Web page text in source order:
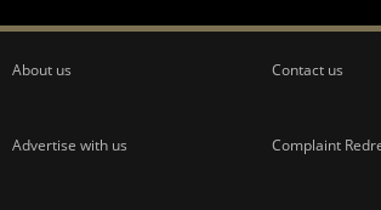
About us Contact us
Advertise with us Complaint